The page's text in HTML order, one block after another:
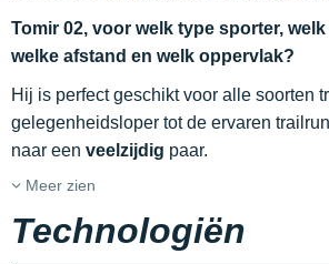
Tomir 02, voor welk type sporter,
welke afstand en welk oppervlak?
Hij is perfect geschikt voor alle soorten
gelegenheidsloper tot de ervaren
naar een veelzijdig paar.
Meer zien
Technologiën